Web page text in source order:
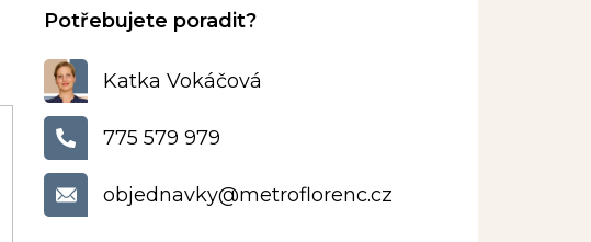
Katka Vokáčová
objednavky@metroflorenc.cz
775 579 979